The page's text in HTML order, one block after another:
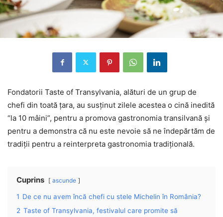
Fondatorii Taste of Transylvania, alături de un grup de
chefi din toată țara, au susținut zilele acestea o cină inedită
“la 10 mâini”, pentru a promova gastronomia transilvană și
pentru a demonstra că nu este nevoie să ne îndepărtăm de
tradiții pentru a reinterpreta gastronomia tradițională.
Cuprins ascunde
1 De ce nu avem încă chefi cu stele Michelin în România?
2 Taste of Transylvania, festivalul care promite să